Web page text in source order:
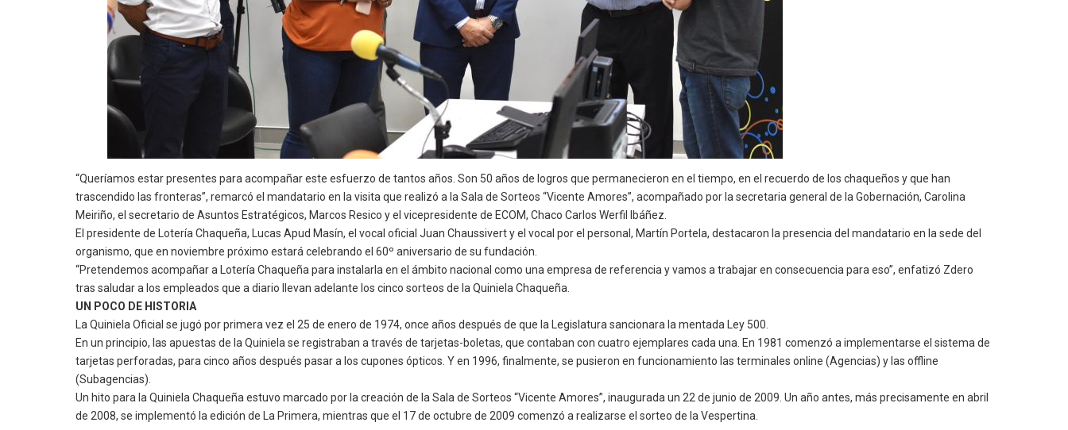
“Queríamos estar presentes para acompañar este esfuerzo de tantos años. Son 50 años de logros que permanecieron en el tiempo, en el recuerdo de los chaqueños y que han
trascendido las fronteras”, remarcó el mandatario en la visita que realizó a la Sala de Sorteos “Vicente Amores”, acompañado por la secretaria general de la Gobernación, Carolina
Meiriño, el secretario de Asuntos Estratégicos, Marcos Resico y el vicepresidente de ECOM, Chaco Carlos Werfil Ibáñez.
El presidente de Lotería Chaqueña, Lucas Apud Masín, el vocal oficial Juan Chaussivert y el vocal por el personal, Martín Portela, destacaron la presencia del mandatario en la sede del
organismo, que en noviembre próximo estará celebrando el 60º aniversario de su fundación.
“Pretendemos acompañar a Lotería Chaqueña para instalarla en el ámbito nacional como una empresa de referencia y vamos a trabajar en consecuencia para eso”, enfatizó Zdero
tras saludar a los empleados que a diario llevan adelante los cinco sorteos de la Quiniela Chaqueña.
UN POCO DE HISTORIA
La Quiniela Oficial se jugó por primera vez el 25 de enero de 1974, once años después de que la Legislatura sancionara la mentada Ley 500.
En un principio, las apuestas de la Quiniela se registraban a través de tarjetas-boletas, que contaban con cuatro ejemplares cada una. En 1981 comenzó a implementarse el sistema de
tarjetas perforadas, para cinco años después pasar a los cupones ópticos. Y en 1996, finalmente, se pusieron en funcionamiento las terminales online (Agencias) y las offline
(Subagencias).
Un hito para la Quiniela Chaqueña estuvo marcado por la creación de la Sala de Sorteos “Vicente Amores”, inaugurada un 22 de junio de 2009. Un año antes, más precisamente en abril
de 2008, se implementó la edición de La Primera, mientras que el 17 de octubre de 2009 comenzó a realizarse el sorteo de la Vespertina.